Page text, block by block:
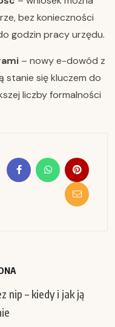
bez konieczności
godzin pracy urzędu.
– nowy e-dowód z
stanie się kluczem do
liczby formalności
nip – kiedy i jak ją